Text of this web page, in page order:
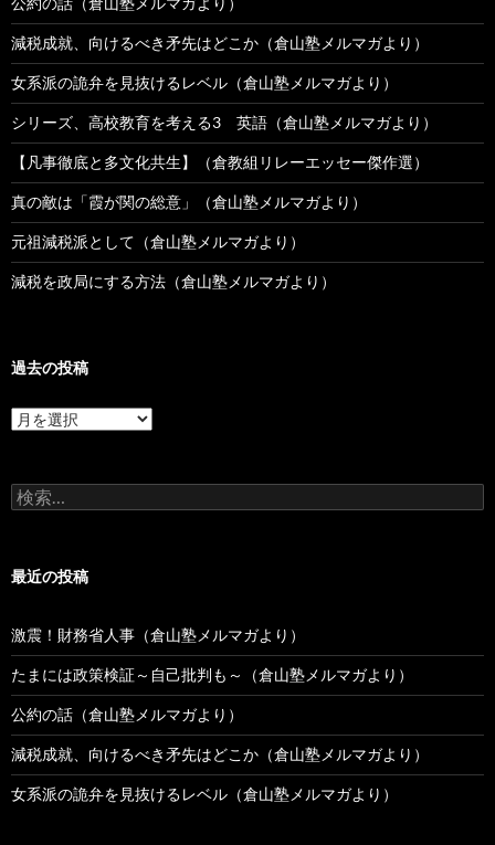
減税成就、向けるべき矛先はどこか（倉山塾メルマガより）
女系派の詭弁を見抜けるレベル（倉山塾メルマガより）
シリーズ、高校教育を考える3 英語（倉山塾メルマガより）
【凡事徹底と多文化共生】（倉教組リレーエッセー傑作選）
真の敵は「霞が関の総意」（倉山塾メルマガより）
元祖減税派として（倉山塾メルマガより）
減税を政局にする方法（倉山塾メルマガより）
過去の投稿
過
去
稿
検
索:
最近の投稿
激震！財務省人事（倉山塾メルマガより）
たまには政策検証～自己批判も～（倉山塾メルマガより）
公約の話（倉山塾メルマガより）
減税成就、向けるべき矛先はどこか（倉山塾メルマガより）
女系派の詭弁を見抜けるレベル（倉山塾メルマガより）